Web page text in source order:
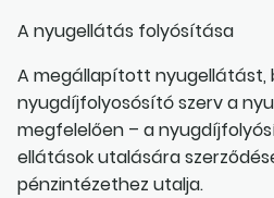
A nyugellátás folyósítása
A megállapított nyugellátást,
nyugdíjfolyosósító szerv a
megfelelően – a
ellátások utalására
pénzintézethez utalja.